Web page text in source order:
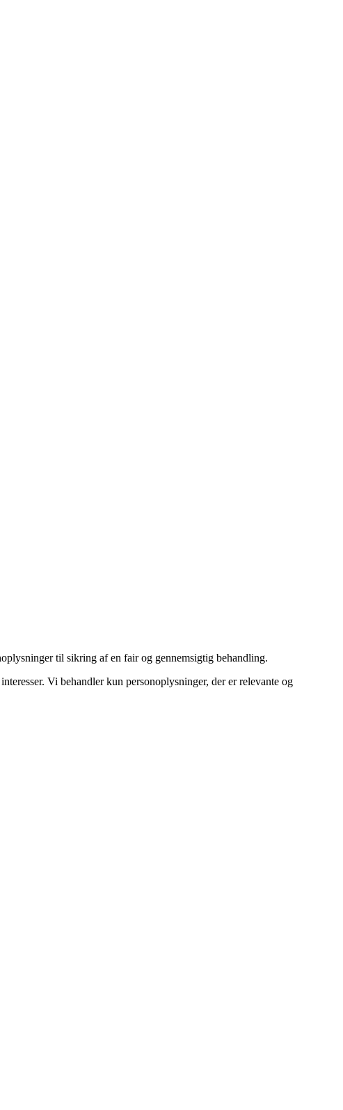
til sikring af en fair og gennemsigtig behandling.
Vi behandler kun personoplysninger, der er relevante og